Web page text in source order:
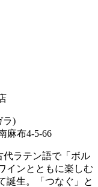
ラ)
麻布4-5-66
代ラテン語で「ボル
インとともに楽しむ
誕生。「つなぐ」と